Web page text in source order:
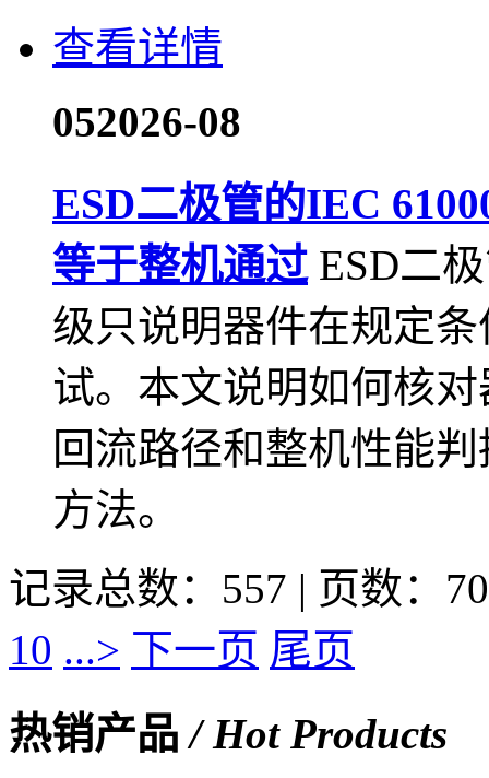
查看详情
052026-08
ESD二极管的IEC
等于整机通过 ESD二
级只说明器件在规定
试。本文说明如何核
回流路径和整机性能
方法。
记录总数：557 | 页数：70
10 ...> 下一页 尾页
热销产品/ Hot Products